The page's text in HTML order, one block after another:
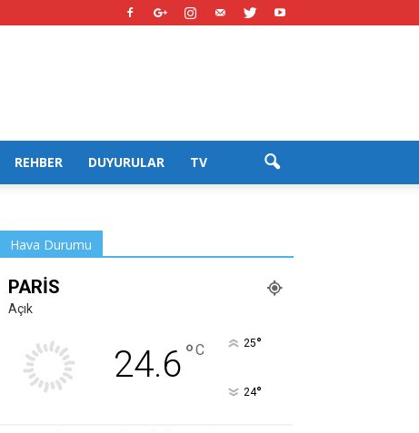
REHBER DUYURULAR TV
Hava Durumu
PARIS
Açık
24.6°C 25°
24°